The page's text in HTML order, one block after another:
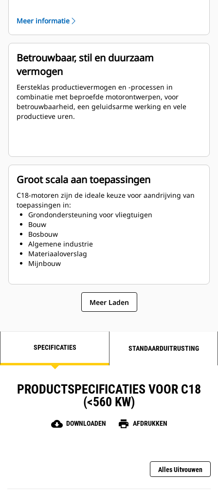
onderhoudsvereisten en de bedrijfskosten verlaagt.
Meer informatie
Betrouwbaar, stil en duurzaam
vermogen
Eersteklas productievermogen en -processen in
combinatie met beproefde motorontwerpen, voor
betrouwbaarheid, een geluidsarme werking en vele
productieve uren.
Groot scala aan toepassingen
C18-motoren zijn de ideale keuze voor aandrijving van
toepassingen in:
Grondondersteuning voor vliegtuigen
Bouw
Bosbouw
Algemene industrie
Materiaaloverslag
Mijnbouw
Meer Laden
SPECIFICATIES STANDAARDUITRUSTING
PRODUCTSPECIFICATIES VOOR C18
(<560 KW)
cloud_download DOWNLOADEN print AFDRUKKEN
Alles Uitvouwen